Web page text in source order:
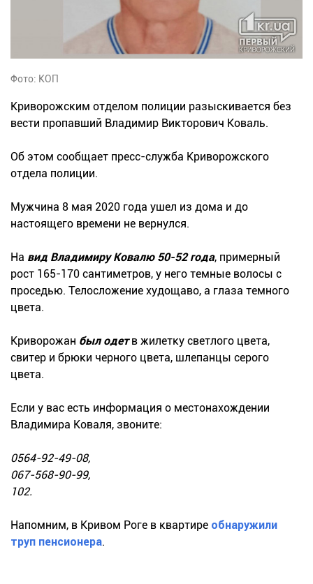
Фото: КОП
Криворожским отделом полиции разыскивается без
вести пропавший Владимир Викторович Коваль.
Об этом сообщает пресс-служба Криворожского
отдела полиции.
Мужчина 8 мая 2020 года ушел из дома и до
настоящего времени не вернулся.
На вид Владимиру Ковалю 50-52 года, примерный
рост 165-170 сантиметров, у него темные волосы с
проседью. Телосложение худощаво, а глаза темного
цвета.
Криворожан был одетв жилетку светлого цвета,
свитер и брюки черного цвета, шлепанцы серого
цвета.
Если у вас есть информация о местонахождении
Владимира Коваля, звоните:
0564-92-49-08,
067-568-90-99,
102.
Напомним, в Кривом Роге в квартире обнаружили
труп пенсионера.